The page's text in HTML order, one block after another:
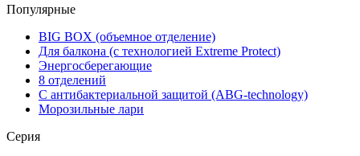
Популярные
BIG BOX (объемное отделение)
Для балкона (с технологией Extreme Protect)
Энергосберегающие
8 отделений
С антибактериальной защитой (ABG-technology)
Морозильные лари
Серия